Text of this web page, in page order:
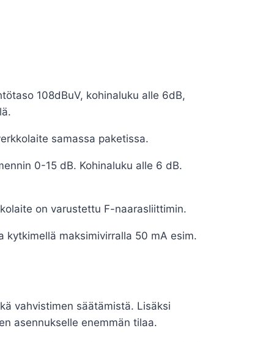
108dBuV, kohinaluku alle 6dB,
samassa paketissa.
0-15 dB. Kohinaluku alle 6 dB.
on varustettu F-naarasliittimin.
maksimivirralla 50 mA esim.
vahvistimen säätämistä. Lisäksi
asennukselle enemmän tilaa.